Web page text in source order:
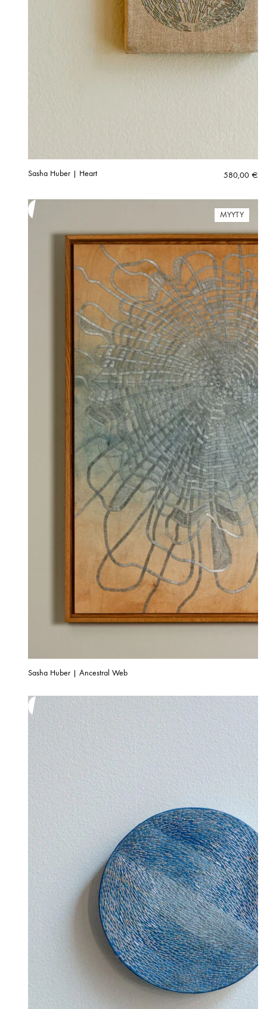
Sasha Huber | Heart 580,00 €
MYYTY
Sasha Huber | Ancestral Web